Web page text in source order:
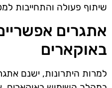
שיתוף פעולה והתחייבות
אתגרים
באוקארים
למרות היתרונות, ישנם